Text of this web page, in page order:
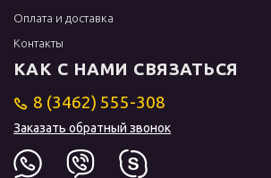
Оплата и доставка
Контакты
КАК С НАМИ СВЯЗАТЬСЯ
8 (3462) 555-308
Заказать обратный звонок